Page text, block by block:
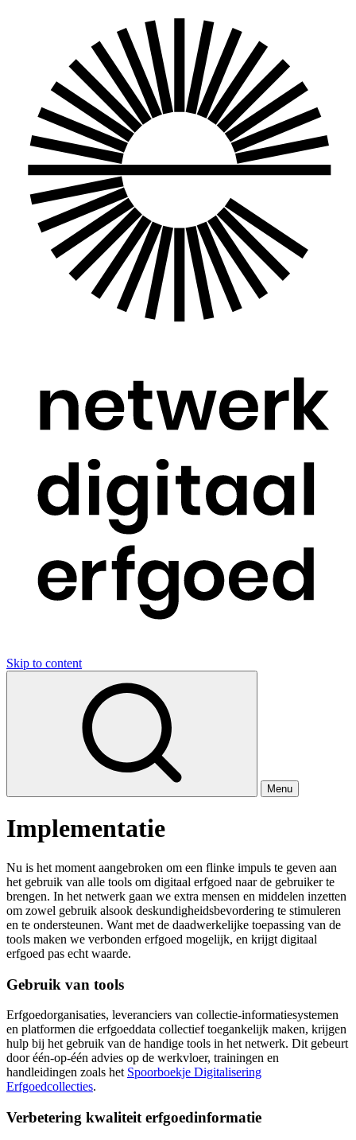
Skip to content
Menu
Implementatie
Nu is het moment aangebroken om een flinke impuls te geven aan
het gebruik van alle tools om digitaal erfgoed naar de gebruiker te
brengen. In het netwerk gaan we extra mensen en middelen inzetten
om zowel gebruik alsook deskundigheidsbevordering te stimuleren
en te ondersteunen. Want met de daadwerkelijke toepassing van de
tools maken we verbonden erfgoed mogelijk, en krijgt digitaal
erfgoed pas echt waarde.
Gebruik van tools
Erfgoedorganisaties, leveranciers van collectie-informatiesystemen
en platformen die erfgoeddata collectief toegankelijk maken, krijgen
hulp bij het gebruik van de handige tools in het netwerk. Dit gebeurt
door één-op-één advies op de werkvloer, trainingen en
handleidingen zoals het Spoorboekje Digitalisering
Erfgoedcollecties.
Verbetering kwaliteit erfgoedinformatie